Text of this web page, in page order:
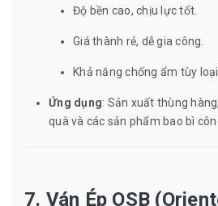
Độ bền cao, chịu lực tốt.
Giá thành rẻ, dễ gia công.
Khả năng chống ẩm tùy loại.
Ứng dụng: Sản xuất thùng
quà và các sản phẩm bao bì
7. Ván Ép OSB